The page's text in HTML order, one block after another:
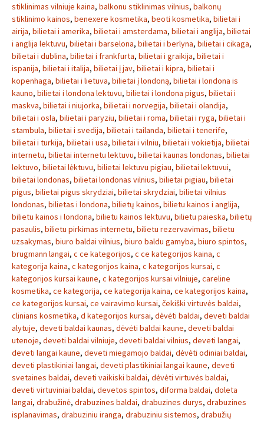
stiklinimas vilniuje kaina, balkonu stiklinimas vilnius, balkonų
stiklinimo kainos, benexere kosmetika, beoti kosmetika, bilietai i
airija, bilietai i amerika, bilietai i amsterdama, bilietai i anglija, bilietai
i anglija lektuvu, bilietai i barselona, bilietai i berlyna, bilietai i cikaga,
bilietai i dublina, bilietai i frankfurta, bilietai i graikija, bilietai i
ispanija, bilietai i italija, bilietai į jav, bilietai i kipra, bilietai i
kopenhaga, bilietai i lietuva, bilietai į londoną, bilietai i londona is
kauno, bilietai i londona lektuvu, bilietai i londona pigus, bilietai i
maskva, bilietai i niujorka, bilietai i norvegija, bilietai i olandija,
bilietai i osla, bilietai i paryziu, bilietai i roma, bilietai i ryga, bilietai i
stambula, bilietai i svedija, bilietai i tailanda, bilietai i tenerife,
bilietai i turkija, bilietai i usa, bilietai i vilniu, bilietai i vokietija, bilietai
internetu, bilietai internetu lektuvu, bilietai kaunas londonas, bilietai
lektuvo, bilietai lėktuvu, bilietai lektuvu pigiau, bilietai lektuvui,
bilietai londonas, bilietai londonas vilnius, bilietai pigiau, bilietai
pigus, bilietai pigus skrydziai, bilietai skrydziai, bilietai vilnius
londonas, bilietas i londona, bilietų kainos, bilietu kainos i anglija,
bilietu kainos i londona, bilietu kainos lektuvu, bilietu paieska, bilietų
pasaulis, bilietu pirkimas internetu, bilietu rezervavimas, bilietu
uzsakymas, biuro baldai vilnius, biuro baldu gamyba, biuro spintos,
brugmann langai, c ce kategorijos, c ce kategorijos kaina, c
kategorija kaina, c kategorijos kaina, c kategorijos kursai, c
kategorijos kursai kaune, c kategorijos kursai vilniuje, careline
kosmetika, ce kategorija, ce kategorija kaina, ce kategorijos kaina,
ce kategorijos kursai, ce vairavimo kursai, čekiški virtuvės baldai,
clinians kosmetika, d kategorijos kursai, dėvėti baldai, deveti baldai
alytuje, deveti baldai kaunas, dėvėti baldai kaune, deveti baldai
utenoje, deveti baldai vilniuje, deveti baldai vilnius, deveti langai,
deveti langai kaune, deveti miegamojo baldai, dėvėti odiniai baldai,
deveti plastikiniai langai, deveti plastikiniai langai kaune, deveti
svetaines baldai, deveti vaikiski baldai, dėvėti virtuvės baldai,
deveti virtuviniai baldai, devetos spintos, diforma baldai, doleta
langai, drabužinė, drabuzines baldai, drabuzines durys, drabuzines
isplanavimas, drabuziniu iranga, drabuziniu sistemos, drabužių